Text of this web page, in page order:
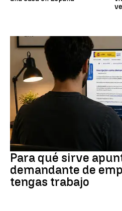
Empleo
Para qué sirve
demandante de
tengas trabajo